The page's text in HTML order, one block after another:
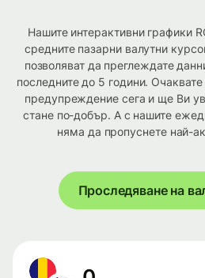
Нашите интерактивни графики
средните пазарни валутни
позволяват да преглеждате
последните до 5 години.
предупреждение сега и ще Ви
стане по-добър. А с нашите
няма да пропуснете най-
Проследяване на